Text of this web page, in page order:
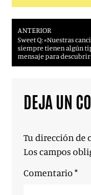
ANTERIOR
Sweet Q: «Nuestras
siempre tienen algún
mensaje para
DEJA UN
Tu dirección de
Los campos
Comentario *